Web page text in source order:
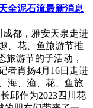
全泥石流最新消息
成都，雅安天泉走进
、花、鱼旅游节推
旅游节的子活动，
者肖扬4月16日走进
海、渔、花、鱼旅
邱作为2023四川花